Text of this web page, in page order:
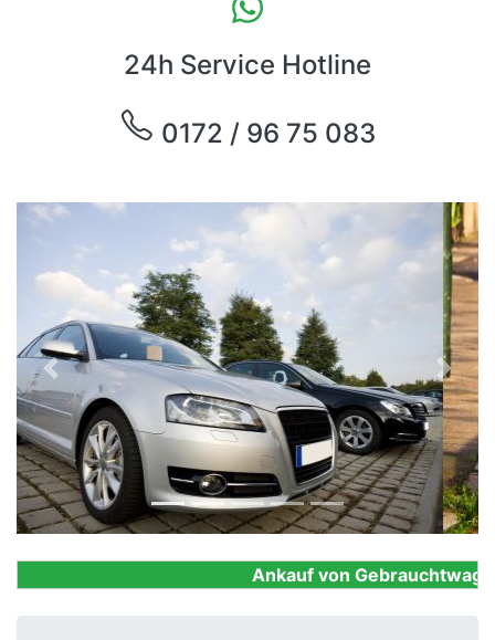
24h Service Hotline
0172 / 96 75 083
Previous Next
Ankauf von